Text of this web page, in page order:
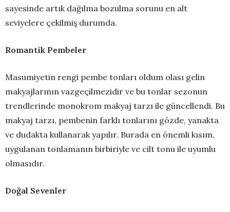
sayesinde artık dağılma bozulma sorunu en alt
seviyelere çekilmiş durumda.
Romantik Pembeler
Masumiyetin rengi pembe tonları oldum olası gelin
makyajlarının vazgeçilmezidir ve bu tonlar sezonun
trendlerinde monokrom makyaj tarzı ile güncellendi. Bu
makyaj tarzı, pembenin farklı tonlarını gözde, yanakta
ve dudakta kullanarak yapılır. Burada en önemli kısım,
uygulanan tonlamanın birbiriyle ve cilt tonu ile uyumlu
olmasıdır.
Doğal Sevenler